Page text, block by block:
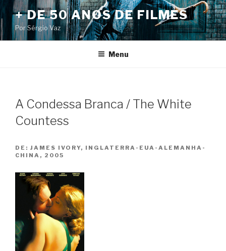
Pular
para
o
conteúdo
+ DE 50 ANOS DE FILMES
Por Sérgio Vaz
Menu
A Condessa Branca / The White
Countess
DE: JAMES IVORY, INGLATERRA-EUA-ALEMANHA-
CHINA, 2005